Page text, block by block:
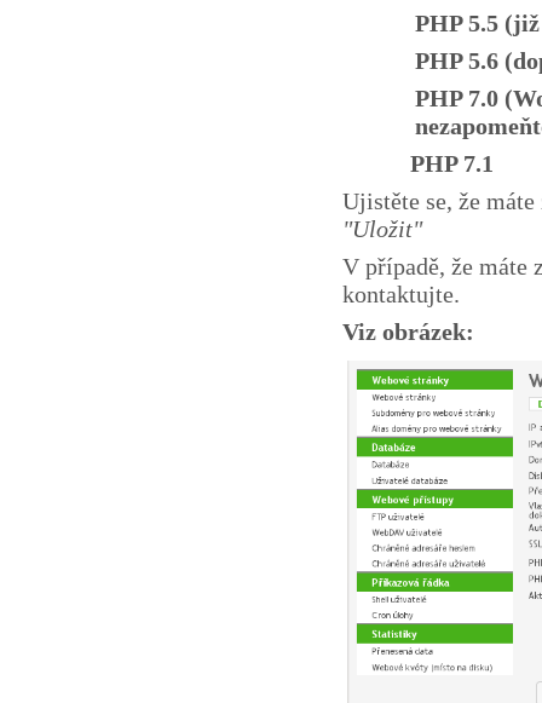
PHP 5.5
PHP 5.6
PHP 7.0
PHP 7.1
Ujistěte se, že
"Uložit"
V případě, že máte
kontaktujte.
Viz obrázek: